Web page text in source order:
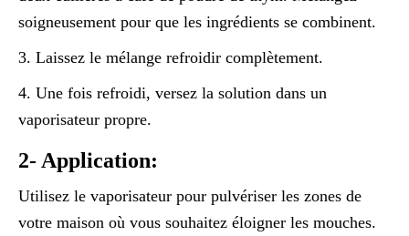
soigneusement pour que les ingrédients se combinent.
3. Laissez le mélange refroidir complètement.
4. Une fois refroidi, versez la solution dans un
vaporisateur propre.
2- Application:
Utilisez le vaporisateur pour pulvériser les zones de
votre maison où vous souhaitez éloigner les mouches.